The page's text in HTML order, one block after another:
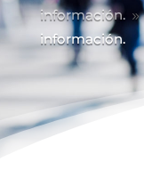
información. 9
información.